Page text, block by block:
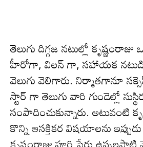
తెలుగు దిగ్గ‌జ న‌టుల్లో
హీరోగా, విల‌న్ గా, స‌హాయ‌క
వెలుగు వెలిగారు. నిర్మాత‌గానూ
స్టార్ గా తెలుగు వారి గుండెల్లో
సంపాదించుకున్నారు. అటువంటి
కొన్ని ఆస‌క్తిక‌ర విష‌యాల‌ను